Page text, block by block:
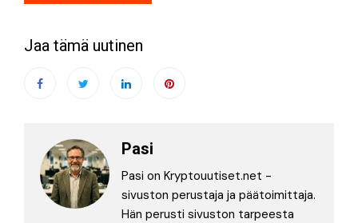
Jaa tämä uutinen
Pasi
Pasi on Kryptouutiset.net -
sivuston perustaja ja päätoimittaja.
Hän perusti sivuston tarpeesta